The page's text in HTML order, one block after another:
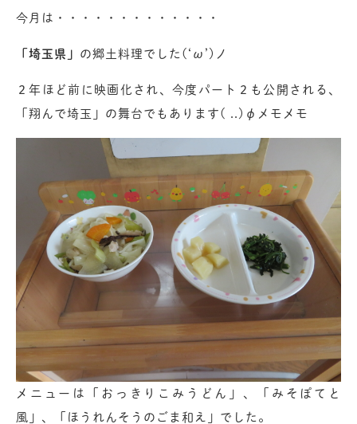
今月は・・・・・・・・・・・・・
「埼玉県」 の郷土料理でした(‘ω’)ノ
２年ほど前に映画化され、今度パート２も公開される、
「翔んで埼玉」の舞台でもあります( ..)φメモメモ
メニューは「おっきりこみうどん」、「みそぽてと
風」、「ほうれんそうのごま和え」でした。